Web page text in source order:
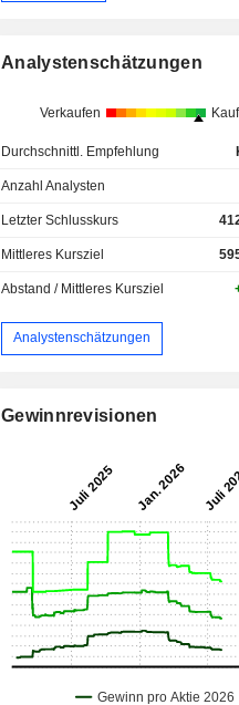
Analystenschätzungen
Verkaufen
Durchschnittl. Empfehlung
Anzahl Analysten
Letzter Schlusskurs
Mittleres Kursziel
Abstand / Mittleres Kursziel
Analystenschätzungen
Gewinnrevisionen